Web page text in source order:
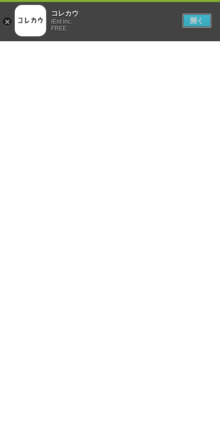
コレカウ
iEnt inc.
FREE
開く